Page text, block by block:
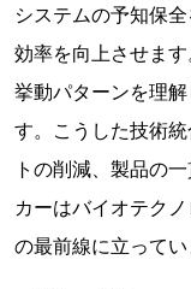
システムの予知保
効率を向上させま
挙動パターンを理
す。こうした技術
トの削減、製品の
カーはバイオテク
の最前線に立ってい